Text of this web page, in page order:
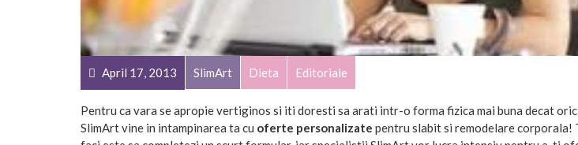
April 17, 2013 SlimArt Dieta Editoriale
Pentru ca vara se apropie vertiginos si iti doresti sa arati intr-o forma fizica mai buna decat
SlimArt vine in intampinarea ta cu oferte personalizate pentru slabit si remodelare corporala!